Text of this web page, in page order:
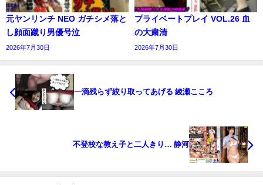
元ヤンリンチ NEO ガチシメ落と
し顔面蹴り男優号泣
2026年7月30日
プライベートプレイ VOL.26 血
の大粛清
2026年7月30日
一滴残らず絞り取ってあげる 綾瀬こころ
不登校な教え子と二人きり… 静河